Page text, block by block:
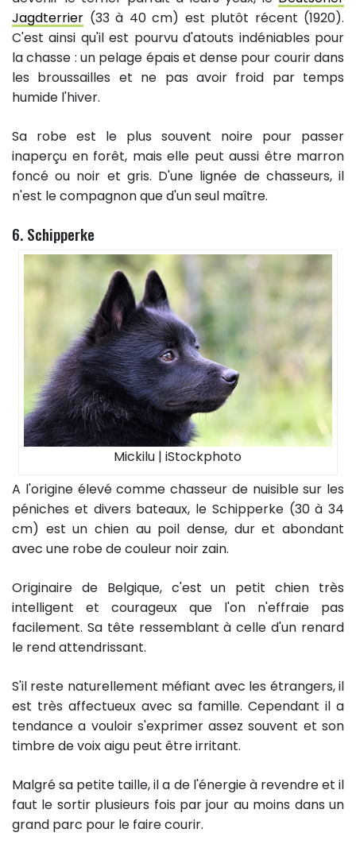
Jagdterrier (33 à 40 cm) est plutôt récent (1920).
C'est ainsi qu'il est pourvu d'atouts indéniables pour
la chasse : un pelage épais et dense pour courir dans
les broussailles et ne pas avoir froid par temps
humide l'hiver.
Sa robe est le plus souvent noire pour passer
inaperçu en forêt, mais elle peut aussi être marron
foncé ou noir et gris. D'une lignée de chasseurs, il
n'est le compagnon que d'un seul maître.
6. Schipperke
Mickilu | iStockphoto
A l'origine élevé comme chasseur de nuisible sur les
péniches et divers bateaux, le Schipperke (30 à 34
cm) est un chien au poil dense, dur et abondant
avec une robe de couleur noir zain.
Originaire de Belgique, c'est un petit chien très
intelligent et courageux que l'on n'effraie pas
facilement. Sa tête ressemblant à celle d'un renard
le rend attendrissant.
S'il reste naturellement méfiant avec les étrangers, il
est très affectueux avec sa famille. Cependant il a
tendance a vouloir s'exprimer assez souvent et son
timbre de voix aigu peut être irritant.
Malgré sa petite taille, il a de l'énergie à revendre et il
faut le sortir plusieurs fois par jour au moins dans un
grand parc pour le faire courir.